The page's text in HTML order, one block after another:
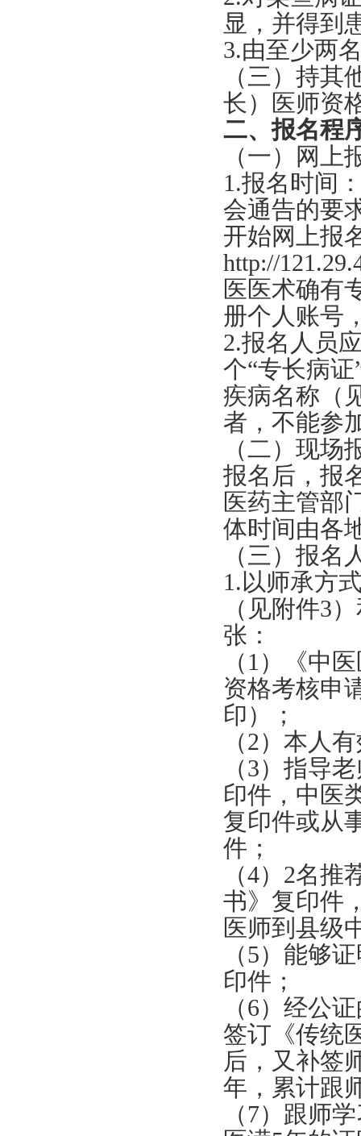
显，并得到
3.由至少两
（三）持
长）医师资
二、报名程
（一）网上
1.报名时间
会通告的要
开始网上报
http://12
医医术确有
册个人账号
2.报名人员
个“专长病
疾病名称（
者，不能参
（二）现
报名后，报
医药主管部
体时间由各
（三）报
1.以师承方
（见附件3
张：
（1）《中
资格考核申
印）；
（2）本人
（3）指导
印件，中医
复印件或从
件；
（4）2名
书》复印件
医师到县级
（5）能够
印件；
（6）经公
签订《传统
后，又补签
年，累计跟
（7）跟师